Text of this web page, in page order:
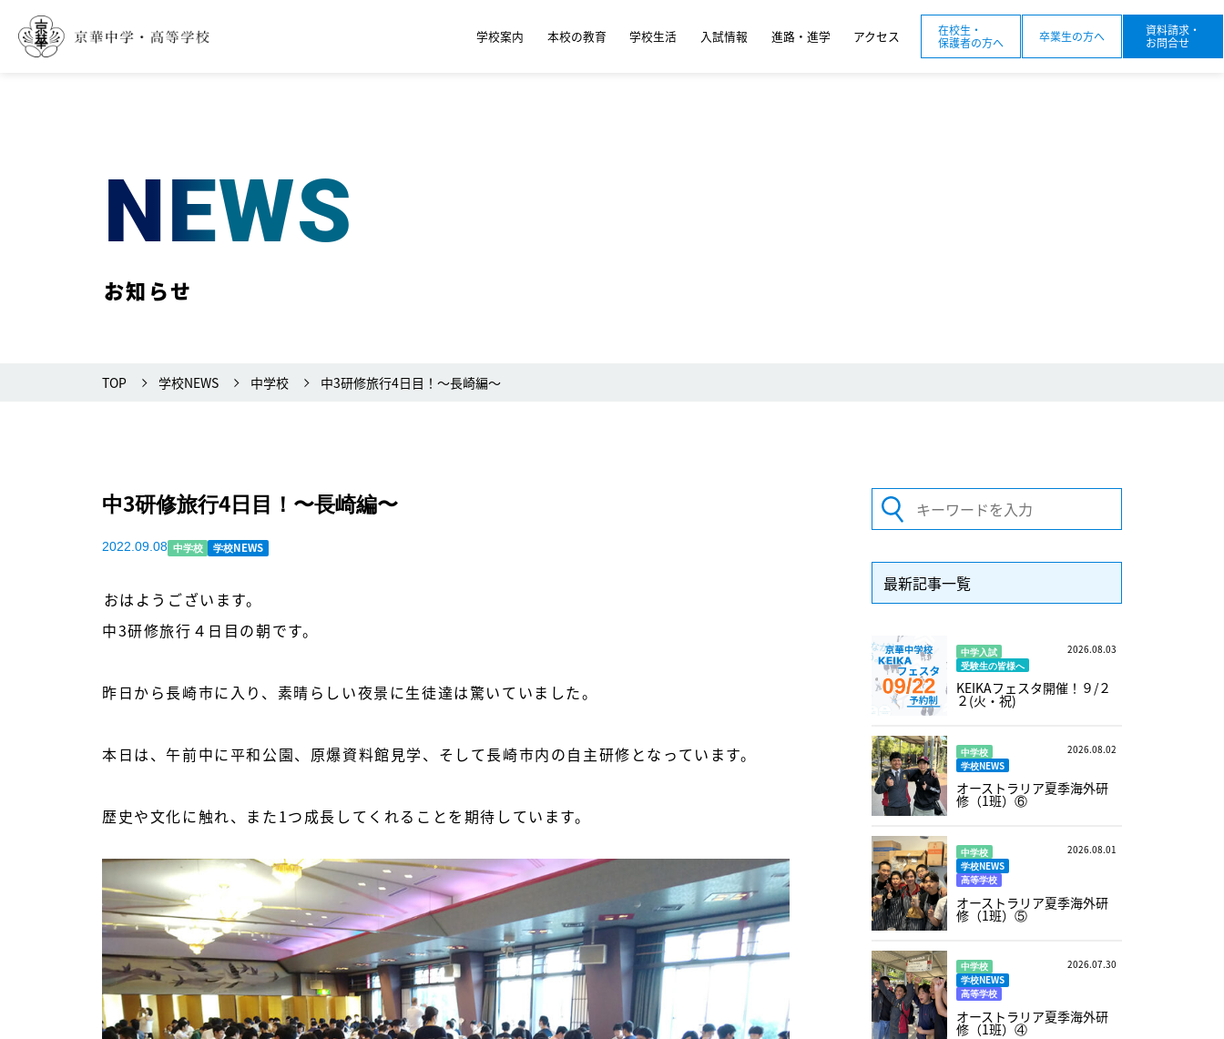
学校案内 本校の教育 学校生活 入試情報 進路・進学 アクセス
在校生・
保護者の方へ
卒業生の方へ
資料請求・
お問合せ
NEWS
お知らせ
TOP 学校NEWS 中学校 中3研修旅行4日目！〜長崎編〜
中3研修旅行4日目！〜長崎編〜
2022.09.08 中学校 学校NEWS
おはようございます。
中3研修旅行４日目の朝です。
昨日から長崎市に入り、素晴らしい夜景に生徒達は驚いていました。
本日は、午前中に平和公園、原爆資料館見学、そして長崎市内の自主研修となっています。
歴史や文化に触れ、また1つ成長してくれることを期待しています。
最新記事一覧
中学入試
受験生の皆様へ
2026.08.03
KEIKAフェスタ開催！９/２
２(火・祝)
中学校
学校NEWS
2026.08.02
オーストラリア夏季海外研
修（1班）⑥
中学校
学校NEWS
高等学校
2026.08.01
オーストラリア夏季海外研
修（1班）⑤
中学校
学校NEWS
高等学校
2026.07.30
オーストラリア夏季海外研
修（1班）④